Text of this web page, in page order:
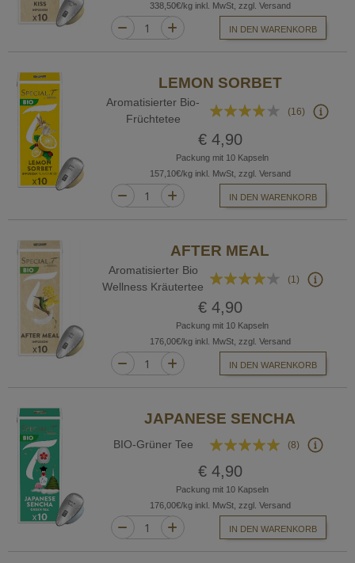
338,50€/kg inkl. MwSt, zzgl. Versand
IN DEN WARENKORB
LEMON SORBET
Aromatisierter Bio-
Früchtetee
Bewertung:
(16)
€ 4,90
Packung mit 10 Kapseln
157,10€/kg inkl. MwSt, zzgl. Versand
IN DEN WARENKORB
AFTER MEAL
Aromatisierter Bio
Wellness Kräutertee
Bewertung:
(1)
€ 4,90
Packung mit 10 Kapseln
176,00€/kg inkl. MwSt, zzgl. Versand
IN DEN WARENKORB
JAPANESE SENCHA
BIO-Grüner Tee
Bewertung:
98%
(8)
€ 4,90
Packung mit 10 Kapseln
176,00€/kg inkl. MwSt, zzgl. Versand
IN DEN WARENKORB